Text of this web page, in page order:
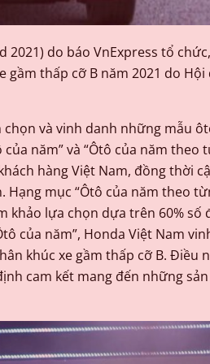
do báo VnExpress tổ
thấp cỡ B năm 2021 do
chọn và vinh danh những mẫu
năm” và “Ôtô của năm theo
hàng Việt Nam, đồng thời
mục “Ôtô của năm theo
lựa chọn dựa trên 60% số
của năm”, Honda Việt Nam
khúc xe gầm thấp cỡ B.
cam kết mang đến những